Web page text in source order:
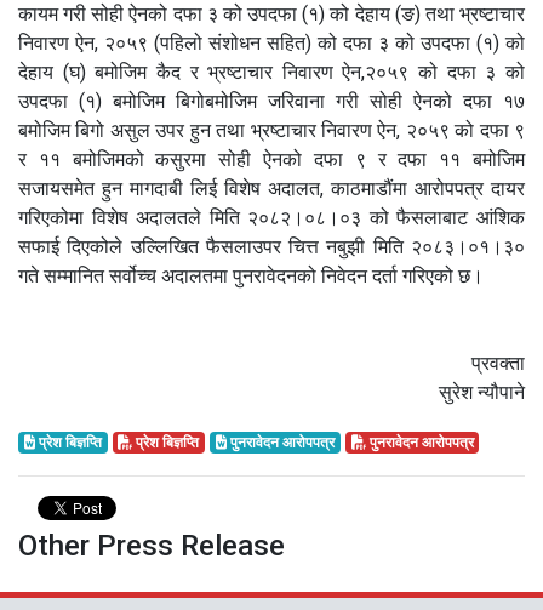
कायम गरी सोही ऐनको दफा ३ को उपदफा (१) को देहाय (ङ) तथा भ्रष्टाचार
निवारण ऐन, २०५९ (पहिलो संशोधन सहित) को दफा ३ को उपदफा (१) को
देहाय (घ) बमोजिम कैद र भ्रष्टाचार निवारण ऐन,२०५९ को दफा ३ को
उपदफा (१) बमोजिम बिगोबमोजिम जरिवाना गरी सोही ऐनको दफा १७
बमोजिम बिगो असुल उपर हुन तथा भ्रष्टाचार निवारण ऐन, २०५९ को दफा ९
र ११ बमोजिमको कसुरमा सोही ऐनको दफा ९ र दफा ११ बमोजिम
सजायसमेत हुन मागदाबी लिई विशेष अदालत, काठमाडौंमा आरोपपत्र दायर
गरिएकोमा विशेष अदालतले मिति २०८२।०८।०३ को फैसलाबाट आंशिक
सफाई दिएकोले उल्लिखित फैसलाउपर चित्त नबुझी मिति २०८३।०१।३०
गते सम्मानित सर्वोच्च अदालतमा पुनरावेदनको निवेदन दर्ता गरिएको छ।
प्रवक्ता
सुरेश न्यौपाने
प्रेश बिज्ञप्ति प्रेश बिज्ञप्ति पुनरावेदन आरोपपत्र पुनरावेदन आरोपपत्र
Other Press Release